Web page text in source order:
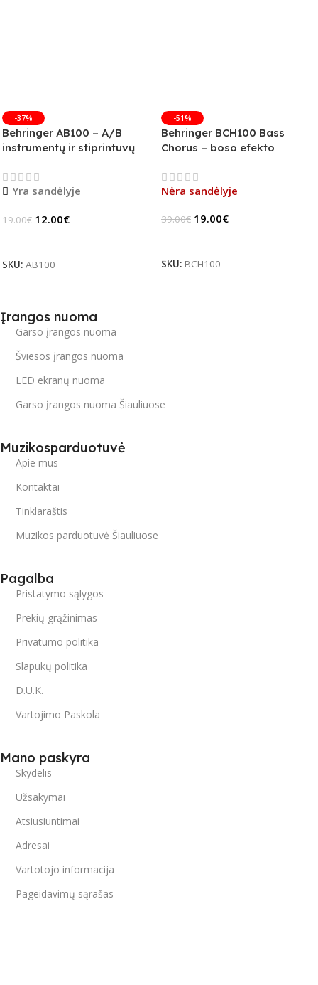
-37%
Behringer AB100 – A/B
instrumentų ir stiprintuvų
Yra sandėlyje
19.00€ 12.00€
SKU: AB100
-51%
Behringer BCH100 Bass
Chorus – boso efekto
Nėra sandėlyje
39.00€ 19.00€
SKU: BCH100
Įrangos nuoma
Garso įrangos nuoma
Šviesos įrangos nuoma
LED ekranų nuoma
Garso įrangos nuoma Šiauliuose
Muzikosparduotuvė
Apie mus
Kontaktai
Tinklaraštis
Muzikos parduotuvė Šiauliuose
Pagalba
Pristatymo sąlygos
Prekių grąžinimas
Privatumo politika
Slapukų politika
D.U.K.
Vartojimo Paskola
Mano paskyra
Skydelis
Užsakymai
Atsiusiuntimai
Adresai
Vartotojo informacija
Pageidavimų sąrašas